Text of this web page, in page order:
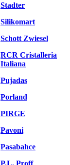
Stadter
Silikomart
Schott Zwiesel
RCR Cristalleria
Italiana
Pujadas
Porland
PIRGE
Pavoni
Pasabahce
P.L. Proff